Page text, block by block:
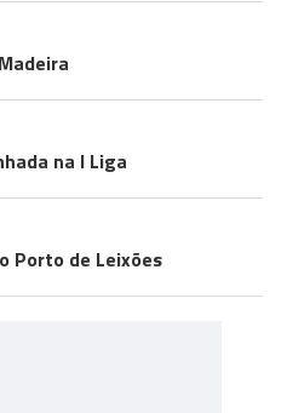
na I Liga
Porto de Leixões